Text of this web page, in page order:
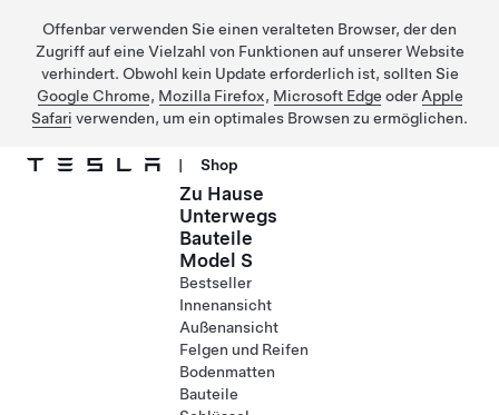
Offenbar verwenden Sie einen veralteten Browser, der den
Zugriff auf eine Vielzahl von Funktionen auf unserer Website
verhindert. Obwohl kein Update erforderlich ist, sollten Sie
Google Chrome, Mozilla Firefox, Microsoft Edge oder Apple
Safari verwenden, um ein optimales Browsen zu ermöglichen.
| Shop
Zu Hause
Unterwegs
Bauteile
Model S
Bestseller
Innenansicht
Außenansicht
Felgen und Reifen
Bodenmatten
Bauteile